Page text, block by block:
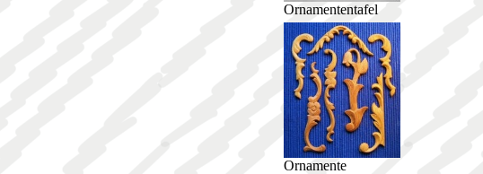
Ornamententafel
Ornamente